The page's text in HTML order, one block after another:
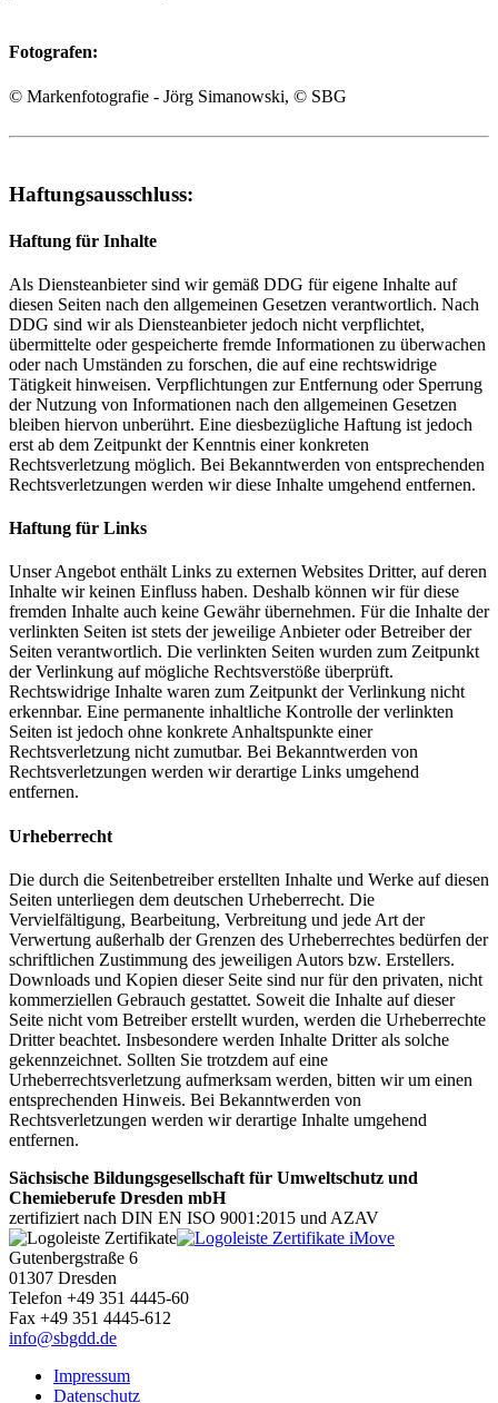
Fotografen:
© Markenfotografie - Jörg Simanowski, © SBG
Haftungsausschluss:
Haftung für Inhalte
Als Diensteanbieter sind wir gemäß DDG für eigene Inhalte auf
diesen Seiten nach den allgemeinen Gesetzen verantwortlich. Nach
DDG sind wir als Diensteanbieter jedoch nicht verpflichtet,
übermittelte oder gespeicherte fremde Informationen zu überwachen
oder nach Umständen zu forschen, die auf eine rechtswidrige
Tätigkeit hinweisen. Verpflichtungen zur Entfernung oder Sperrung
der Nutzung von Informationen nach den allgemeinen Gesetzen
bleiben hiervon unberührt. Eine diesbezügliche Haftung ist jedoch
erst ab dem Zeitpunkt der Kenntnis einer konkreten
Rechtsverletzung möglich. Bei Bekanntwerden von entsprechenden
Rechtsverletzungen werden wir diese Inhalte umgehend entfernen.
Haftung für Links
Unser Angebot enthält Links zu externen Websites Dritter, auf deren
Inhalte wir keinen Einfluss haben. Deshalb können wir für diese
fremden Inhalte auch keine Gewähr übernehmen. Für die Inhalte der
verlinkten Seiten ist stets der jeweilige Anbieter oder Betreiber der
Seiten verantwortlich. Die verlinkten Seiten wurden zum Zeitpunkt
der Verlinkung auf mögliche Rechtsverstöße überprüft.
Rechtswidrige Inhalte waren zum Zeitpunkt der Verlinkung nicht
erkennbar. Eine permanente inhaltliche Kontrolle der verlinkten
Seiten ist jedoch ohne konkrete Anhaltspunkte einer
Rechtsverletzung nicht zumutbar. Bei Bekanntwerden von
Rechtsverletzungen werden wir derartige Links umgehend
entfernen.
Urheberrecht
Die durch die Seitenbetreiber erstellten Inhalte und Werke auf diesen
Seiten unterliegen dem deutschen Urheberrecht. Die
Vervielfältigung, Bearbeitung, Verbreitung und jede Art der
Verwertung außerhalb der Grenzen des Urheberrechtes bedürfen der
schriftlichen Zustimmung des jeweiligen Autors bzw. Erstellers.
Downloads und Kopien dieser Seite sind nur für den privaten, nicht
kommerziellen Gebrauch gestattet. Soweit die Inhalte auf dieser
Seite nicht vom Betreiber erstellt wurden, werden die Urheberrechte
Dritter beachtet. Insbesondere werden Inhalte Dritter als solche
gekennzeichnet. Sollten Sie trotzdem auf eine
Urheberrechtsverletzung aufmerksam werden, bitten wir um einen
entsprechenden Hinweis. Bei Bekanntwerden von
Rechtsverletzungen werden wir derartige Inhalte umgehend
entfernen.
Sächsische Bildungsgesellschaft für Umweltschutz und
Chemieberufe Dresden mbH
zertifiziert nach DIN EN ISO 9001:2015 und AZAV
Gutenbergstraße 6
01307 Dresden
Telefon +49 351 4445-60
Fax +49 351 4445-612
info@sbgdd.de
Impressum
Datenschutz